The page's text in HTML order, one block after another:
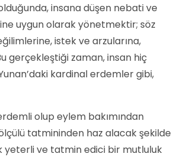
insana düşen nebati ve
uygun olarak yönetmektir; söz
istek ve arzularına,
gerçekleştiği zaman, insan hiç
kardinal erdemler gibi,
olup eylem bakımından
tatmininden haz alacak şekilde
yeterli ve tatmin edici bir mutluluk